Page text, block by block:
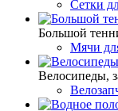
Сетки
Большой
Мячи
Велосипеды,